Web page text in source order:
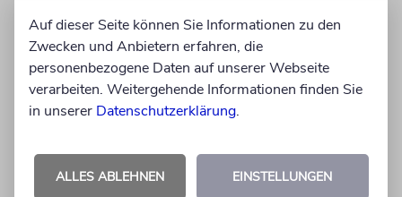
Stil auf Rädern
Der Swing-Musiker Andrej Hermlin sammelt
Oldtimer – und fährt sie, statt sie nur in der
Garage zu bewundern. Ein Besuch in Pankow
von Imanuel Marcus
06.08.2026
Auf dieser Seite können Sie Informationen zu den
Zwecken und Anbietern erfahren, die
personenbezogene Daten auf unserer Webseite
verarbeiten. Weitergehende Informationen finden Sie
in unserer Datenschutzerklärung.
ALLES ABLEHNEN EINSTELLUNGEN